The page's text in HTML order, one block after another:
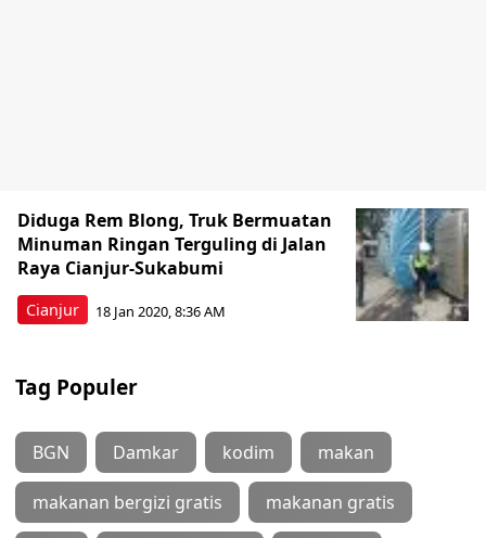
Cianjur
Diduga Rem Blong, Truk Bermuatan
Minuman Ringan Terguling di Jalan
Raya Cianjur-Sukabumi
18 Jan 2020, 8:36 AM
Tag Populer
BGN Damkar kodim makan
makanan bergizi gratis makanan gratis